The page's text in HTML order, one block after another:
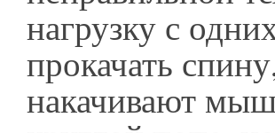
нагрузку с
прокачать
накачивают